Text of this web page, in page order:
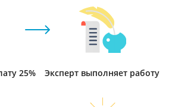
25% Эксперт выполняет работу